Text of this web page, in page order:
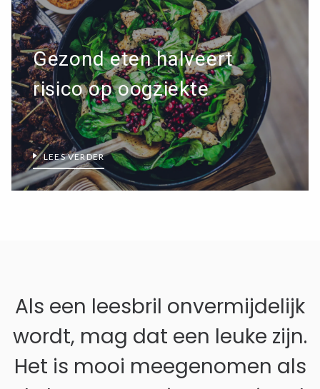
Gezond eten halveert
risico op oogziekte
LEES VERDER
Als een leesbril onvermijdelijk
wordt, mag dat een leuke zijn.
Het is mooi meegenomen als